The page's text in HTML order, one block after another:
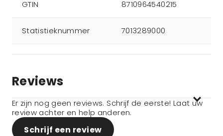
GTIN 8710964540215
Statistieknummer 7013289000
Reviews
Er zijn nog geen reviews. Schrijf de eerste! Laat uw
review achter en help anderen.
Schrijf een review